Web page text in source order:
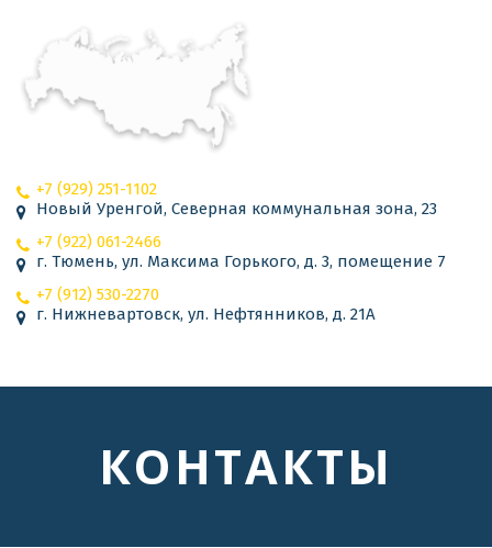
+7 (929) 251-1102
Новый Уренгой, Северная коммунальная зона, 23
+7 (922) 061-2466
г. Тюмень, ул. Максима Горького, д. 3, помещение 7
+7 (912) 530-2270
г. Нижневартовск, ул. Нефтянников, д. 21А
КОНТАКТЫ